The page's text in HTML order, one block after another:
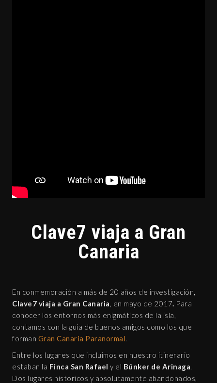
Clave7 viaja a Gran
Canaria
En conmemoración a más de 20 años de investigación,
Clave7 viaja a Gran Canaria, en mayo de 2017. Para
conocer los entornos más enigmáticos de la isla,
contamos con la guía de buenos amigos como los que
forman Gran Canaria Paranormal.
Entre los lugares que incluimos en nuestro itinerario
estaban la Finca San Rafael y el Búnker de Arinaga.
Dos lugares históricos y absolutamente abandonados,